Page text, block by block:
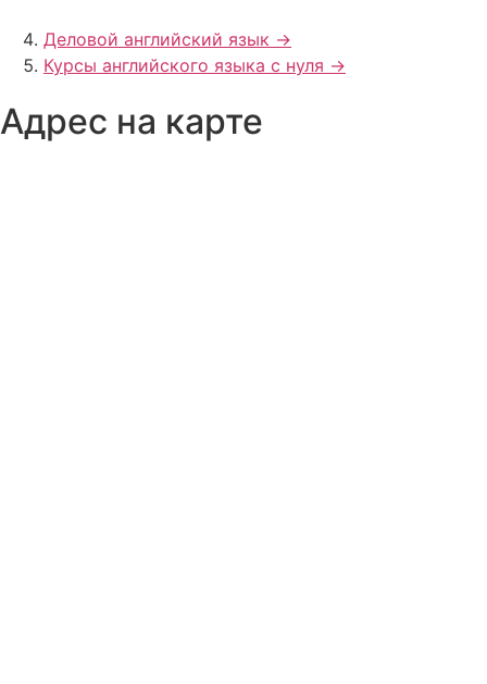
Деловой английский язык ->
Курсы английского языка с нуля ->
Адрес на карте